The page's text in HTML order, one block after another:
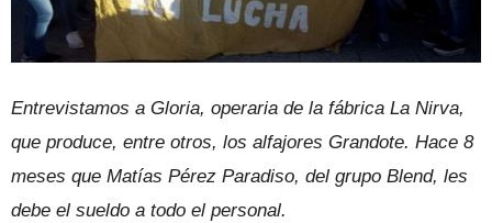
Entrevistamos a Gloria, operaria de la fábrica La Nirva,
que produce, entre otros, los alfajores Grandote. Hace 8
meses que Matías Pérez Paradiso, del grupo Blend, les
debe el sueldo a todo el personal.